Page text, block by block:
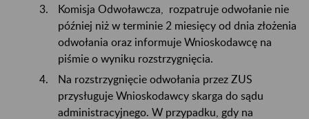
Komisja Odwoławcza, rozpatruje odwołanie nie
później niż w terminie 2 miesięcy od dnia złożenia
odwołania oraz informuje Wnioskodawcę na
piśmie o wyniku rozstrzygnięcia.
Na rozstrzygnięcie odwołania przez ZUS
przysługuje Wnioskodawcy skarga do sądu
administracyjnego. W przypadku, gdy na